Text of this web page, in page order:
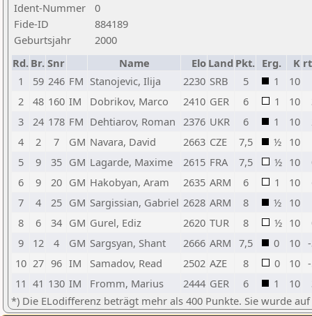
Ident-Nummer
0
Fide-ID
884189
Geburtsjahr
2000
Rd. Br. Snr Name Elo Land Pkt. Erg. K
1
59 246 FM Stanojevic, Ilija 2230 SRB 5 1 10
2
48 160 IM Dobrikov, Marco 2410 GER 6 1 10
3
24 178 FM Dehtiarov, Roman 2376 UKR 6 1 10
4
2 7 GM Navara, David 2663 CZE 7,5 ½ 10
5
9 35 GM Lagarde, Maxime 2615 FRA 7,5 ½ 10
6
9 20 GM Hakobyan, Aram 2635 ARM 6 1 10
7
4 25 GM Sargissian, Gabriel 2628 ARM 8 ½ 10
8
6 34 GM Gurel, Ediz 2620 TUR 8 ½ 10
9
12 4 GM Sargsyan, Shant 2666 ARM 7,5 0 10
10 27 96 IM Samadov, Read 2502 AZE 8 0 10
11 41 130 IM Fromm, Marius 2444 GER 6 1 10
*) Die ELodifferenz beträgt mehr als 400 Punkte. Sie wurde